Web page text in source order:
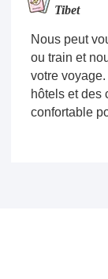
Tibet
Nous peut
ou train et
votre
hôtels et des
confortable